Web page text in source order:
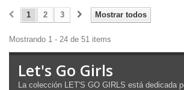
Mostrar todos
1 2 3
Mostrando 1 - 24 de 51 items
Let's Go Girls
La colección LET'S GO GIRLS está dedicada